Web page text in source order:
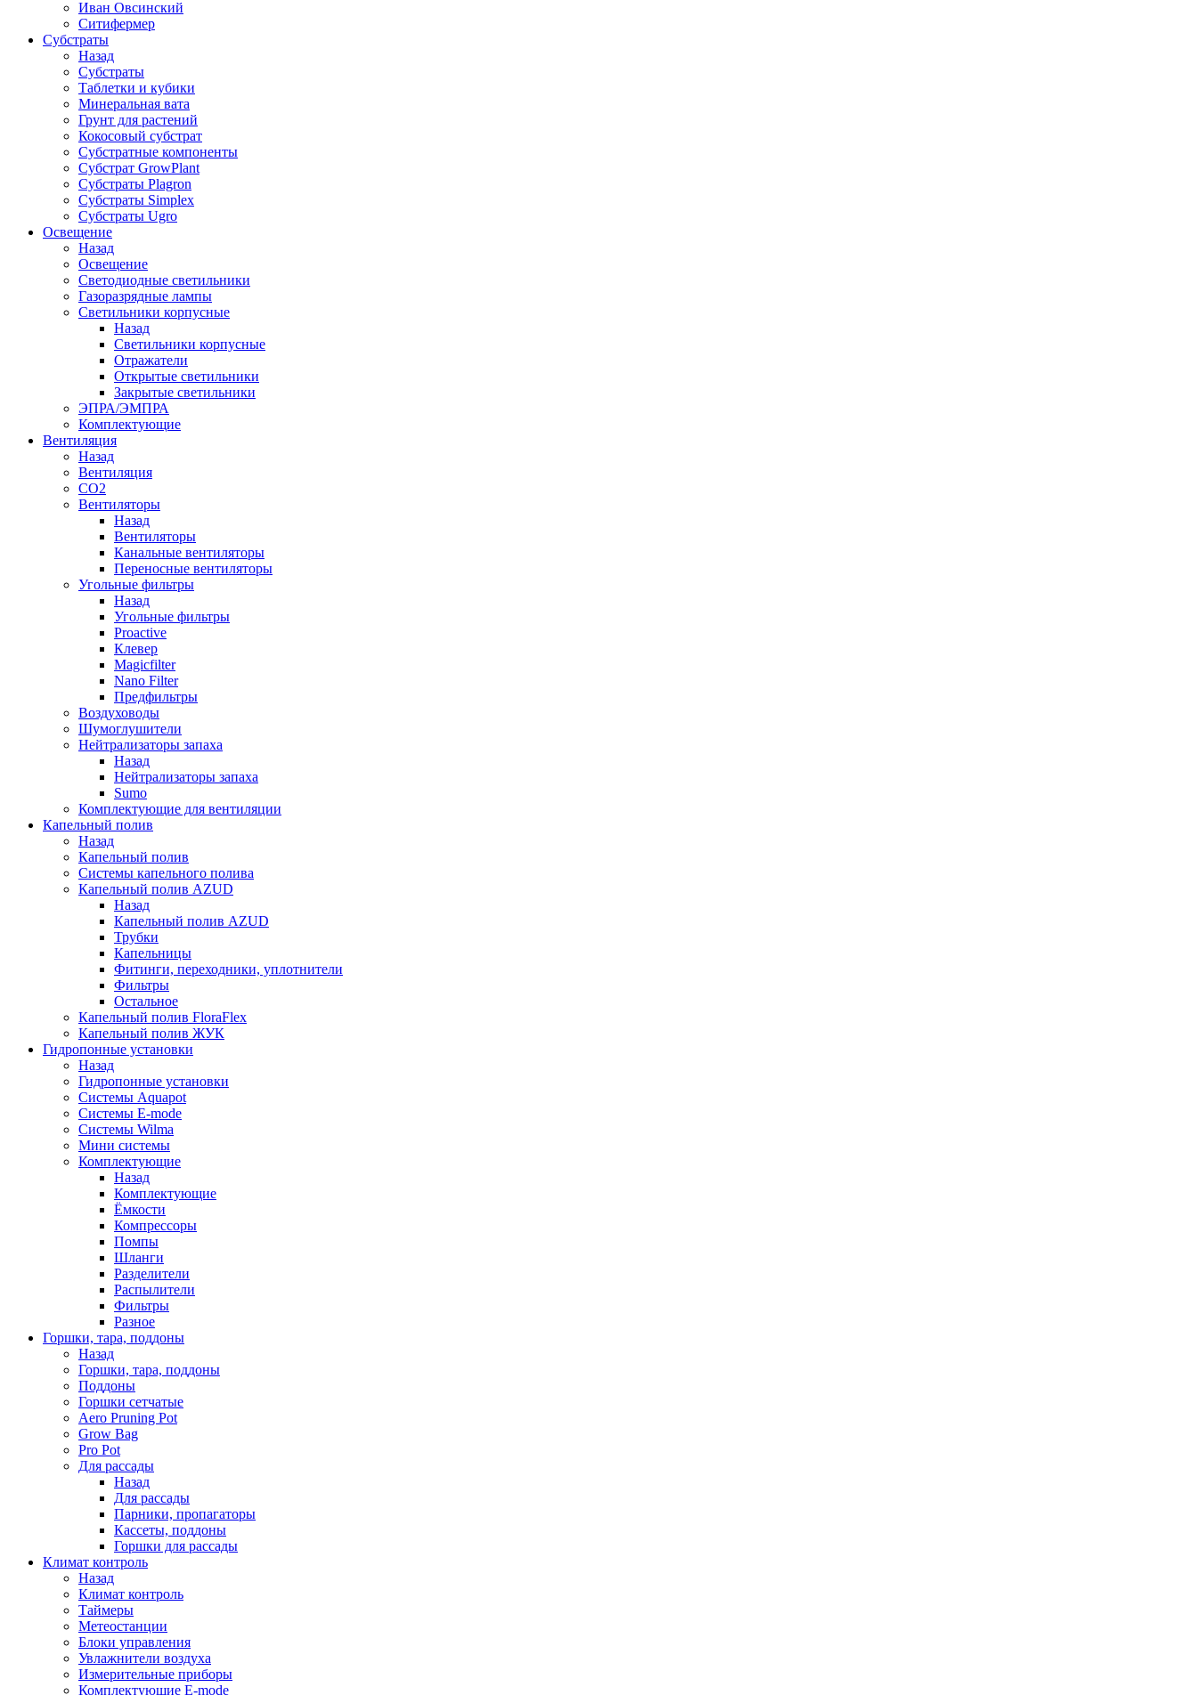
Иван Овсинский
Ситифермер
Субстраты
Назад
Субстраты
Таблетки и кубики
Минеральная вата
Грунт для растений
Кокосовый субстрат
Субстратные компоненты
Субстрат GrowPlant
Субстраты Plagron
Субстраты Simplex
Субстраты Ugro
Освещение
Назад
Освещение
Светодиодные светильники
Газоразрядные лампы
Светильники корпусные
Назад
Светильники корпусные
Отражатели
Открытые светильники
Закрытые светильники
ЭПРА/ЭМПРА
Комплектующие
Вентиляция
Назад
Вентиляция
СО2
Вентиляторы
Назад
Вентиляторы
Канальные вентиляторы
Переносные вентиляторы
Угольные фильтры
Назад
Угольные фильтры
Proactive
Клевер
Magicfilter
Nano Filter
Предфильтры
Воздуховоды
Шумоглушители
Нейтрализаторы запаха
Назад
Нейтрализаторы запаха
Sumo
Комплектующие для вентиляции
Капельный полив
Назад
Капельный полив
Системы капельного полива
Капельный полив AZUD
Назад
Капельный полив AZUD
Трубки
Капельницы
Фитинги, переходники, уплотнители
Фильтры
Остальное
Капельный полив FloraFlex
Капельный полив ЖУК
Гидропонные установки
Назад
Гидропонные установки
Системы Aquapot
Системы E-mode
Системы Wilma
Мини системы
Комплектующие
Назад
Комплектующие
Ёмкости
Компрессоры
Помпы
Шланги
Разделители
Распылители
Фильтры
Разное
Горшки, тара, поддоны
Назад
Горшки, тара, поддоны
Поддоны
Горшки сетчатые
Aero Pruning Pot
Grow Bag
Pro Pot
Для рассады
Назад
Для рассады
Парники, пропагаторы
Кассеты, поддоны
Горшки для рассады
Климат контроль
Назад
Климат контроль
Таймеры
Метеостанции
Блоки управления
Увлажнители воздуха
Измерительные приборы
Комплектующие E-mode